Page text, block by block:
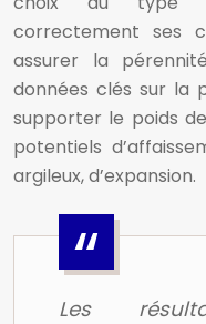
correctement ses
assurer la
données clés sur la
supporter le poids
potentiels
argileux, d’expansion.
Les